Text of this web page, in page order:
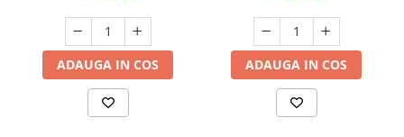
ADAUGA IN COS ADAUGA IN COS